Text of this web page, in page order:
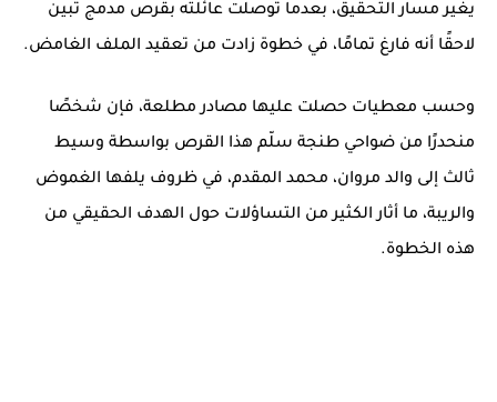
يغير مسار التحقيق، بعدما توصلت عائلته بقرص مدمج تبين
لاحقًا أنه فارغ تمامًا، في خطوة زادت من تعقيد الملف الغامض.
وحسب معطيات حصلت عليها مصادر مطلعة، فإن شخصًا
منحدرًا من ضواحي طنجة سلّم هذا القرص بواسطة وسيط
ثالث إلى والد مروان، محمد المقدم، في ظروف يلفها الغموض
والريبة، ما أثار الكثير من التساؤلات حول الهدف الحقيقي من
هذه الخطوة.